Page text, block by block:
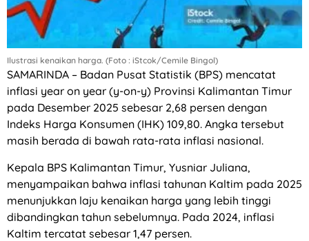
Ilustrasi kenaikan harga. (Foto : iStcok/Cemile Bingol)
SAMARINDA – Badan Pusat Statistik (BPS) mencatat
inflasi year on year (y-on-y) Provinsi Kalimantan Timur
pada Desember 2025 sebesar 2,68 persen dengan
Indeks Harga Konsumen (IHK) 109,80. Angka tersebut
masih berada di bawah rata-rata inflasi nasional.
Kepala BPS Kalimantan Timur, Yusniar Juliana,
menyampaikan bahwa inflasi tahunan Kaltim pada 2025
menunjukkan laju kenaikan harga yang lebih tinggi
dibandingkan tahun sebelumnya. Pada 2024, inflasi
Kaltim tercatat sebesar 1,47 persen.